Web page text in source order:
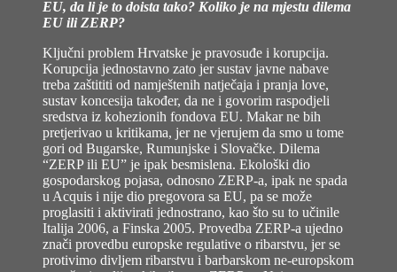
EU, da li je to doista tako? Koliko je na mjestu dilema
EU ili ZERP?
Ključni problem Hrvatske je pravosuđe i korupcija.
Korupcija jednostavno zato jer sustav javne nabave
treba zaštititi od namještenih natječaja i pranja love,
sustav koncesija također, da ne i govorim raspodjeli
sredstva iz kohezionih fondova EU. Makar ne bih
pretjerivao u kritikama, jer ne vjerujem da smo u tome
gori od Bugarske, Rumunjske i Slovačke. Dilema
“ZERP ili EU” je ipak besmislena. Ekološki dio
gospodarskog pojasa, odnosno ZERP-a, ipak ne spada
u Acquis i nije dio pregovora sa EU, pa se može
proglasiti i aktivirati jednostrano, kao što su to učinile
Italija 2006, a Finska 2005. Provedba ZERP-a ujedno
znači provedbu europske regulative o ribarstvu, jer se
protivimo divljem ribarstvu i barbarskom ne-europskom